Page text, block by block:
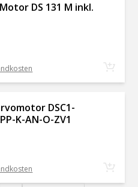
DS 131 M inkl.
DSC1-
K-AN-O-ZV1